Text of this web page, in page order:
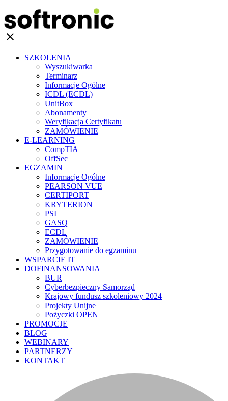
clear
SZKOLENIA
Wyszukiwarka
Terminarz
Informacje Ogólne
ICDL (ECDL)
UnitBox
Abonamenty
Weryfikacja Certyfikatu
ZAMÓWIENIE
E-LEARNING
CompTIA
OffSec
EGZAMIN
Informacje Ogólne
PEARSON VUE
CERTIPORT
KRYTERION
PSI
GASQ
ECDL
ZAMÓWIENIE
Przygotowanie do egzaminu
WSPARCIE IT
DOFINANSOWANIA
BUR
Cyberbezpieczny Samorząd
Krajowy fundusz szkoleniowy 2024
Projekty Unijne
Pożyczki OPEN
PROMOCJE
BLOG
WEBINARY
PARTNERZY
KONTAKT